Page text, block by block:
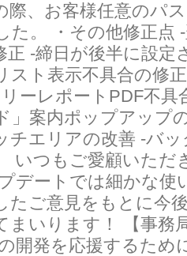
際、お客様任意のパ
た。 ・その他修正点
正 -締日が後半に設定
スト表示不具合の修
ーレポートPDF不具
」案内ポップアップ
チエリアの改善 -バ
いつもご愛顧いただ
デートでは細かな使
たご意見をもとに今
まいります！ 【事務
開発を応援するため